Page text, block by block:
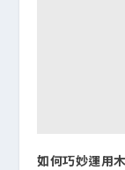
如何巧妙運用